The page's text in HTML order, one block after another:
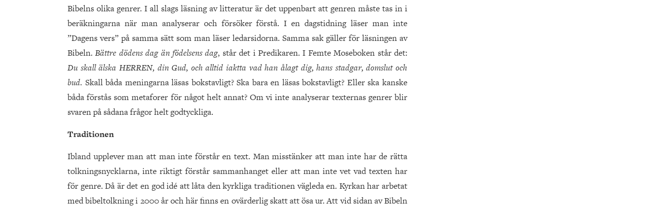
Bibelns olika genrer. I all slags läsning av litteratur är det uppenbart att genren måste tas in i
beräkningarna när man analyserar och försöker förstå. I en dagstidning läser man inte
”Dagens vers” på samma sätt som man läser ledarsidorna. Samma sak gäller för läsningen av
Bibeln.Bättre dödens dag än födelsens dag, står det i Predikaren. I Femte Moseboken står det:
Du skall älska HERREN, din Gud, och alltid iaktta vad han ålagt dig, hans stadgar, domslut och
bud. Skall båda meningarna läsas bokstavligt? Ska bara en läsas bokstavligt? Eller ska kanske
båda förstås som metaforer för något helt annat? Om vi inte analyserar texternas genrer blir
svaren på sådana frågor helt godtyckliga.
Traditionen
Ibland upplever man att man inte förstår en text. Man misstänker att man inte har de rätta
tolkningsnycklarna, inte riktigt förstår sammanhanget eller att man inte vet vad texten har
för genre. Då är det en god idé att låta den kyrkliga traditionen vägleda en. Kyrkan har arbetat
med bibeltolkning i 2000 år och här finns en ovärderlig skatt att ösa ur. Att vid sidan av Bibeln